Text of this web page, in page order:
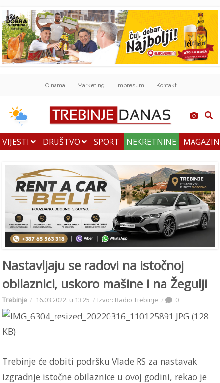
O nama Marketing Impresum Kontakt
VIJESTI DRUŠTVO SPORT NEKRETNINE
Nastavljaju se radovi na istočnoj
obilaznici, uskoro mašine i na Žegulji
Trebinje 16.03.2022. u 13:25 Izvor: Radio Trebinje 0
Trebinje će dobiti podršku Vlade RS za nastavak
izgradnje istočne obilaznice u ovoj godini, rekao je